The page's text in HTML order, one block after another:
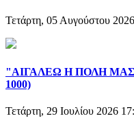
Τετάρτη, 05 Αυγούστου
"ΑΙΓΑΛΕΩ Η ΠΟΛΗ
1000)
Τετάρτη, 29 Ιουλίου 2026